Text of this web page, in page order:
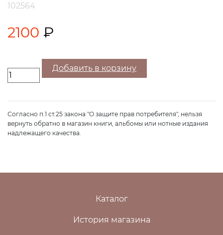
102564
2100 ₽
Добавить в корзину
Согласно п.1 ст.25 закона "О защите прав потребителя", нельзя
вернуть обратно в магазин книги, альбомы или нотные издания
надлежащего качества.
Каталог
История магазина